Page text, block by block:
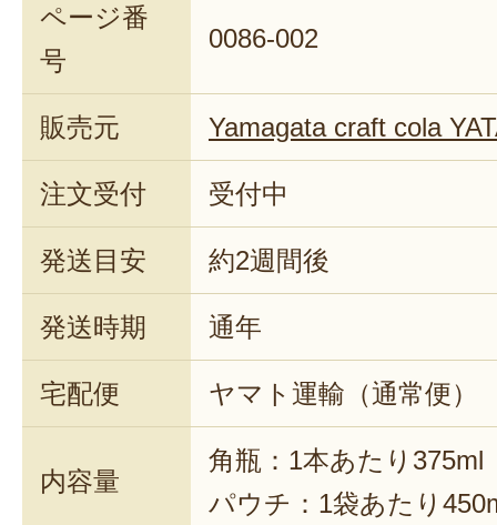
ページ番
号
0086-002
販売元 Yamagata craft cola
注文受付 受付中
発送目安 約2週間後
発送時期 通年
宅配便 ヤマト運輸（通常便）
内容量
角瓶：1本あたり375ml
パウチ：1袋あたり